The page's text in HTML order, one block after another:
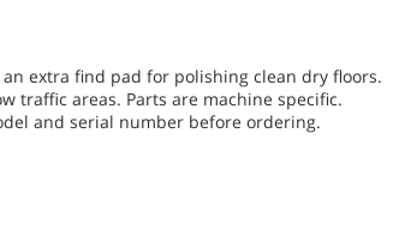
extra find pad for polishing clean dry floors.
traffic areas. Parts are machine specific.
and serial number before ordering.